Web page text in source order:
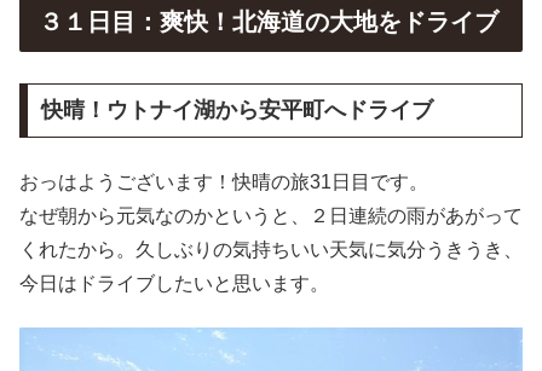
３１日目：爽快！北海道の大地をドライブ
快晴！ウトナイ湖から安平町へドライブ
おっはようございます！快晴の旅31日目です。
なぜ朝から元気なのかというと、２日連続の雨があがって
くれたから。久しぶりの気持ちいい天気に気分うきうき、
今日はドライブしたいと思います。